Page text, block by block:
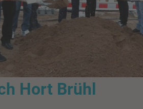
Hort Brühl